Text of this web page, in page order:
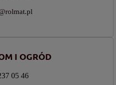
I OGRÓD
05 46